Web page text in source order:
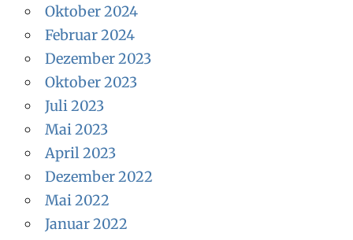
Oktober 2024
Februar 2024
Dezember 2023
Oktober 2023
Juli 2023
Mai 2023
April 2023
Dezember 2022
Mai 2022
Januar 2022